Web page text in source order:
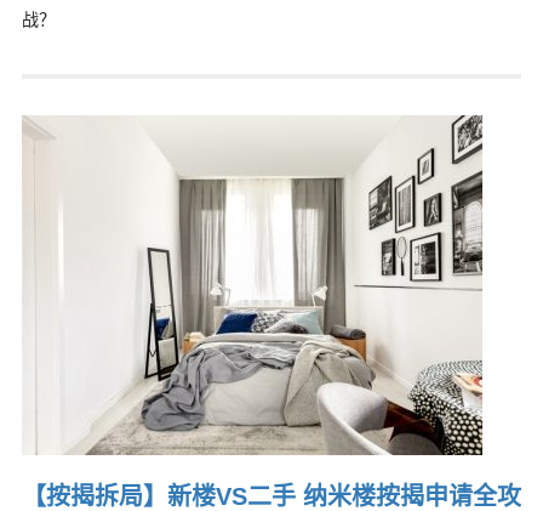
战？
【按揭拆局】新楼VS二手 纳米楼按揭申请全攻